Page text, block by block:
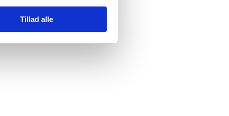
Tillad alle